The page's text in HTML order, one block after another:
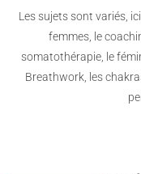
Les sujets sont variés,
femmes, le
somatothérapie, le
Breathwork, les